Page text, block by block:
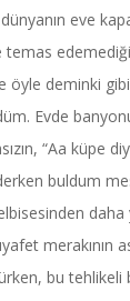
eve
temas
öyle deminki
Evde
“Aa küpe
buldum
merakının
bu tehlikeli